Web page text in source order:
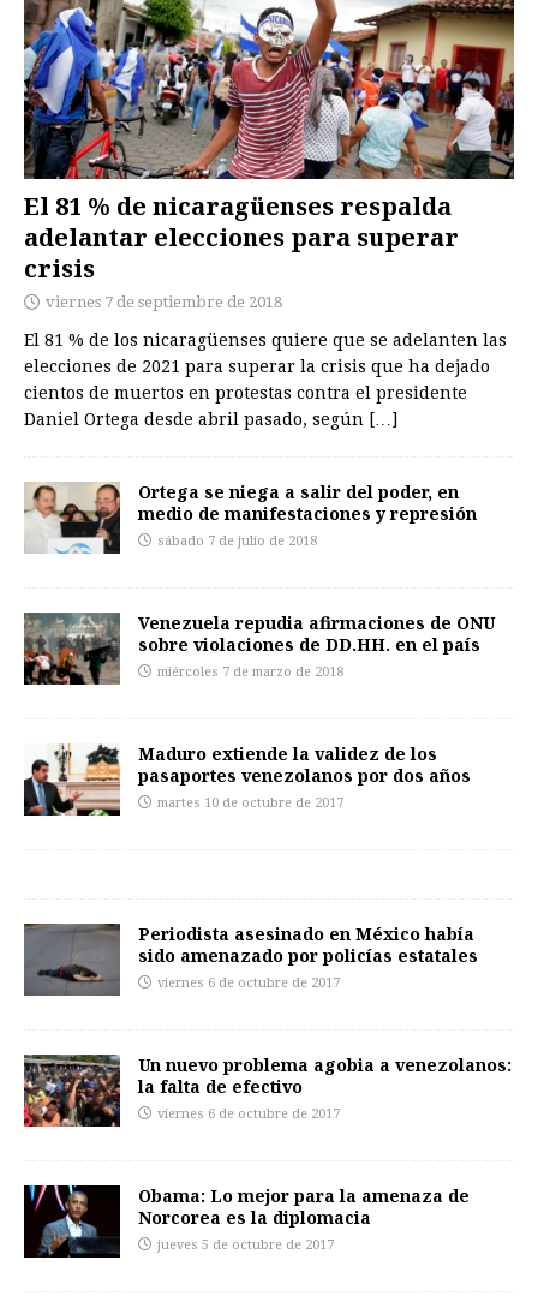
El 81 % de nicaragüenses respalda
adelantar elecciones para superar
crisis
viernes 7 de septiembre de 2018
El 81 % de los nicaragüenses quiere que se adelanten las
elecciones de 2021 para superar la crisis que ha dejado
cientos de muertos en protestas contra el presidente
Daniel Ortega desde abril pasado, según […]
Ortega se niega a salir del poder, en
medio de manifestaciones y represión
sábado 7 de julio de 2018
Venezuela repudia afirmaciones de ONU
sobre violaciones de DD.HH. en el país
miércoles 7 de marzo de 2018
Maduro extiende la validez de los
pasaportes venezolanos por dos años
martes 10 de octubre de 2017
Periodista asesinado en México había
sido amenazado por policías estatales
viernes 6 de octubre de 2017
Un nuevo problema agobia a venezolanos:
la falta de efectivo
viernes 6 de octubre de 2017
Obama: Lo mejor para la amenaza de
Norcorea es la diplomacia
jueves 5 de octubre de 2017